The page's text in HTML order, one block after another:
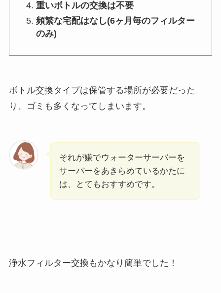
重いボトルの交換は不要
頻繁な宅配はなし(6ヶ月毎のフィルター
のみ)
ボトル交換タイプは保管する場所が必要だった
り、ゴミも多くなってしまいます。
それが嫌でウォーターサーバーを
サーバーをあきらめているかたに
は、とてもおすすめです。
浄水フィルター交換もかなり簡単でした！